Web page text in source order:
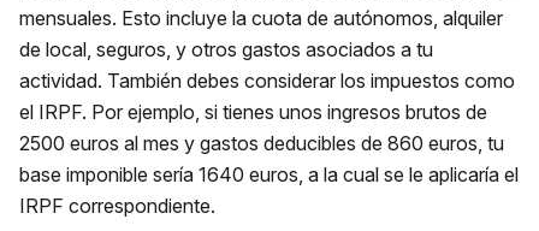
mensuales. Esto incluye la cuota de autónomos, alquiler
de local, seguros, y otros gastos asociados a tu
actividad. También debes considerar los impuestos como
el IRPF. Por ejemplo, si tienes unos ingresos brutos de
2500 euros al mes y gastos deducibles de 860 euros, tu
base imponible sería 1640 euros, a la cual se le aplicaría el
IRPF correspondiente.